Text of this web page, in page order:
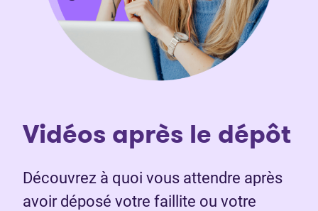
Vidéos après le dépôt
Découvrez à quoi vous attendre après
avoir déposé votre faillite ou votre